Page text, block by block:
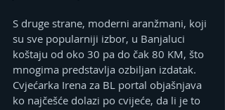
S druge strane, moderni aranžmani, koji
su sve popularniji izbor, u Banjaluci
koštaju od oko 30 pa do čak 80 KM, što
mnogima predstavlja ozbiljan izdatak.
Cvjećarka Irena za BL portal objašnjava
ko najčešće dolazi po cvijeće, da li je to